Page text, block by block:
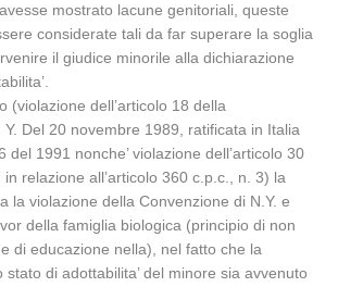
mostrato lacune genitoriali, queste
considerate tali da far superare la soglia
il giudice minorile alla dichiarazione
(violazione dell’articolo 18 della
Del 20 novembre 1989, ratificata in Italia
del 1991 nonche’ violazione dell’articolo 30
relazione all’articolo 360 c.p.c., n. 3) la
la violazione della Convenzione di N.Y. e
della famiglia biologica (principio di non
di educazione nella), nel fatto che la
stato di adottabilita’ del minore sia avvenuto